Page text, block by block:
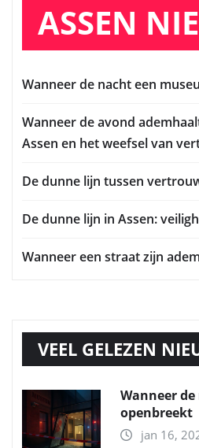
ASSEN
Wanneer de nacht een
Wanneer de avond
Assen en het weefsel van
De dunne lijn tussen
De dunne lijn in Assen:
Wanneer een straat zijn
VEEL GELEZEN
Wanneer
openbreekt
jan 16,